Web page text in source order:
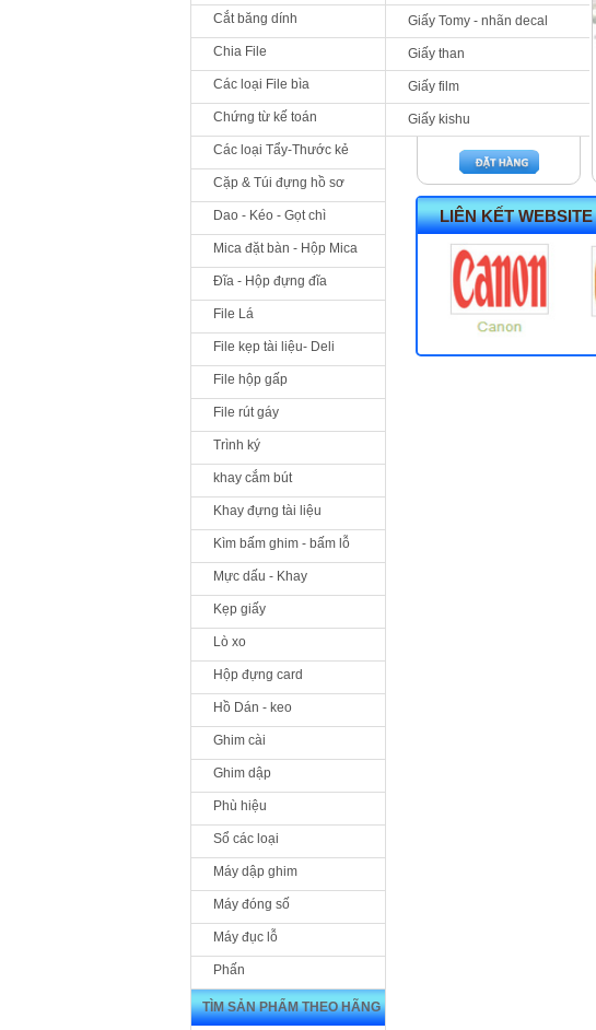
Giấy Tomy - nhãn decal
Giấy than
Giấy film
Giấy kishu
Cắt băng dính
Chia File
Các loại File bìa
Chứng từ kế toán
Các loại Tẩy-Thước kẻ
Cặp & Túi đựng hồ sơ
Dao - Kéo - Gọt chì
Mica đặt bàn - Hộp Mica
Đĩa - Hộp đựng đĩa
File Lá
File kẹp tài liệu- Deli
File hộp gấp
File rút gáy
Trình ký
khay cắm bút
Khay đựng tài liệu
Kìm bấm ghim - bấm lỗ
Mực dấu - Khay
Kẹp giấy
Lò xo
Hộp đựng card
Hồ Dán - keo
Ghim cài
Ghim dập
Phù hiệu
Sổ các loại
Máy dập ghim
Máy đóng số
Máy đục lỗ
Phấn
TÌM SẢN PHẨM THEO HÃNG
LIÊN KẾT WEBSITE